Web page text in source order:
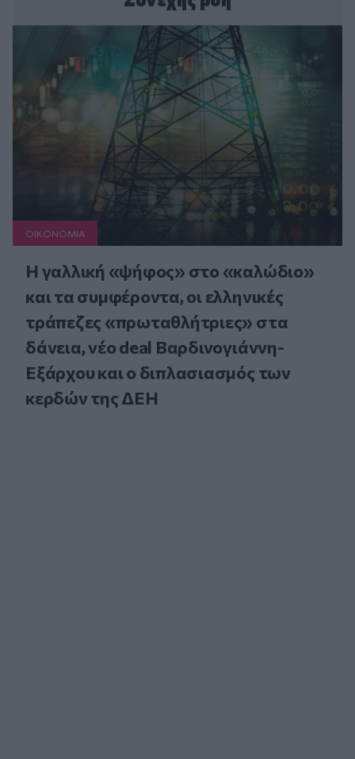
ΟΙΚΟΝΟΜΙΑ
Η γαλλική «ψήφος» στο «καλώδιο»
και τα συμφέροντα, οι ελληνικές
τράπεζες «πρωταθλήτριες» στα
δάνεια, νέο deal Βαρδινογιάννη-
Εξάρχου και ο διπλασιασμός των
κερδών της ΔΕΗ